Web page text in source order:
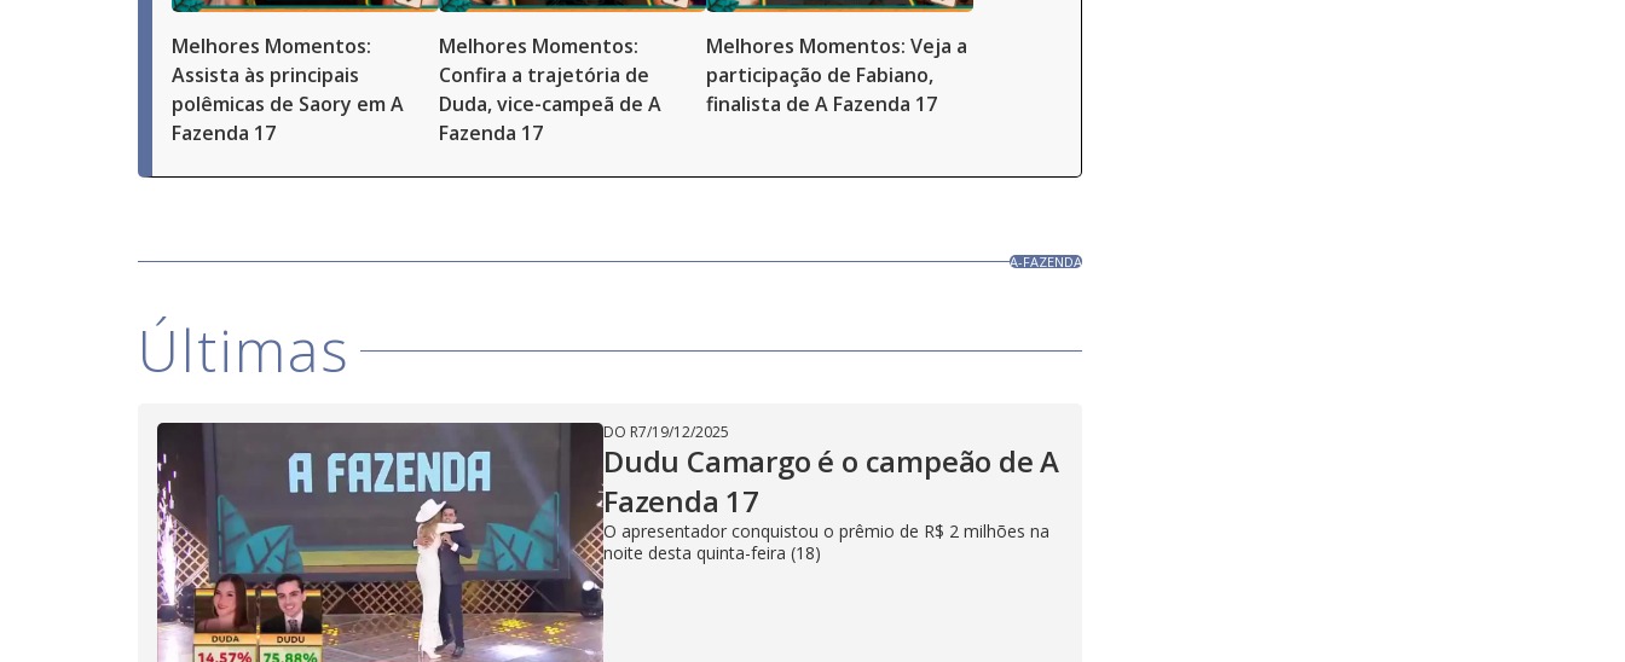
Melhores Momentos:
Assista às principais
polêmicas de Saory em A
Fazenda 17
Melhores Momentos:
Confira a trajetória de
Duda, vice-campeã de A
Fazenda 17
Melhores Momentos: Veja a
participação de Fabiano,
finalista de A Fazenda 17
A-FAZENDA
Últimas
DO R7/19/12/2025
Dudu Camargo é o campeão de A
Fazenda 17
O apresentador conquistou o prêmio de R$ 2 milhões na
noite desta quinta-feira (18)